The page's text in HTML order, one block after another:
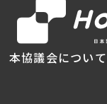
本協議会について